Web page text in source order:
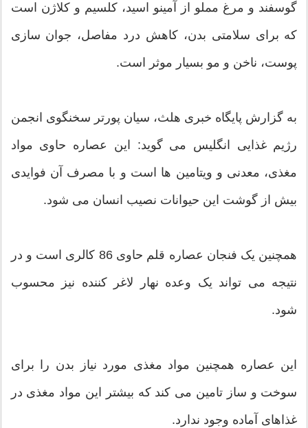
گوسفند و مرغ مملو از آمینو اسید، کلسیم و کلاژن است
که برای سلامتی بدن، کاهش درد مفاصل، جوان سازی
پوست، ناخن و مو بسیار موثر است.
به گزارش پایگاه خبری هلث، سیان پورتر سخنگوی انجمن
رژیم غذایی انگلیس می گوید: این عصاره حاوی مواد
مغذی، معدنی و ویتامین ها است و با مصرف آن فوایدی
بیش از گوشت این حیوانات نصیب انسان می شود.
همچنین یک فنجان عصاره قلم حاوی 86 کالری است و در
نتیجه می تواند یک وعده نهار لاغر کننده نیز محسوب
شود.
این عصاره همچنین مواد مغذی مورد نیاز بدن را برای
سوخت و ساز تامین می کند که بیشتر این مواد مغذی در
غذاهای آماده وجود ندارد.